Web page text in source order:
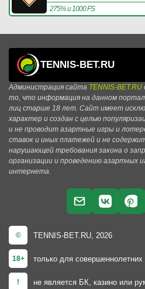
275% и 1000 FS
TENNIS-BET.RU
Администрация сайта TENNIS-BET.RU
то, что информация на данном
лиц старше 18 лет. Сайт имеет
характер и создан с целью
и не проводит азартные игры и
ставок и иных платежей и не
нарушающей требования закона о
организации и проведению азартных
интернета.
© TENNIS-BET.RU, 2026
18+ только для совершеннолетних
! не является БК, казино или